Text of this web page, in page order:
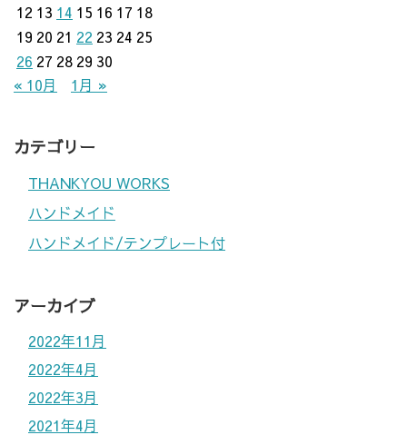
12 13 14 15 16 17 18
19 20 21 22 23 24 25
26 27 28 29 30
« 10月
1月 »
カテゴリー
THANKYOU WORKS
ハンドメイド
ハンドメイド/テンプレート付
アーカイブ
2022年11月
2022年4月
2022年3月
2021年4月